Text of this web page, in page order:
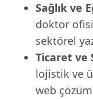
Sağlık ve
doktor
sektörel
Ticaret ve
lojistik ve
web